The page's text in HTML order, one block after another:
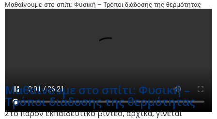
Μαθαίνουμε στο σπίτι: Φυσική – Τρόποι διάδοσης της θερμότητας
Μαθαίνουμε στο σπίτι: Φυσική –
Τρόποι διάδοσης της θερμότητας
Στο παρόν εκπαιδευτικό βίντεο, αρχικά, γίνεται